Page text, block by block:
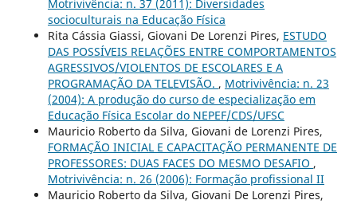
Motrivivência: n. 37 (2011): Diversidades
socioculturais na Educação Física
Rita Cássia Giassi, Giovani De Lorenzi Pires, ESTUDO
DAS POSSÍVEIS RELAÇÕES ENTRE COMPORTAMENTOS
AGRESSIVOS/VIOLENTOS DE ESCOLARES E A
PROGRAMAÇÃO DA TELEVISÃO. , Motrivivência: n. 23
(2004): A produção do curso de especialização em
Educação Física Escolar do NEPEF/CDS/UFSC
Mauricio Roberto da Silva, Giovani de Lorenzi Pires,
FORMAÇÃO INICIAL E CAPACITAÇÃO PERMANENTE DE
PROFESSORES: DUAS FACES DO MESMO DESAFIO ,
Motrivivência: n. 26 (2006): Formação profissional II
Mauricio Roberto da Silva, Giovani De Lorenzi Pires,